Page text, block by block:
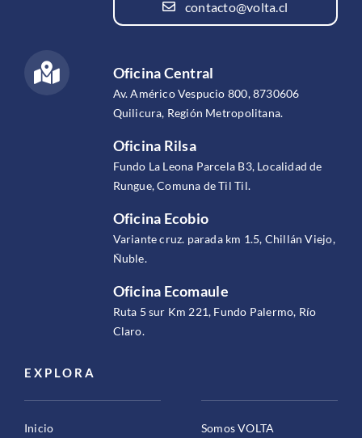
contacto@volta.cl
Oficina Central
Av. Américo Vespucio 800, 8730606
Quilicura, Región Metropolitana.
Oficina Rilsa
Fundo La Leona Parcela B3, Localidad de
Rungue, Comuna de Til Til.
Oficina Ecobio
Variante cruz. parada km 1.5, Chillán Viejo,
Ñuble.
Oficina Ecomaule
Ruta 5 sur Km 221, Fundo Palermo, Río
Claro.
EXPLORA
Inicio Somos VOLTA